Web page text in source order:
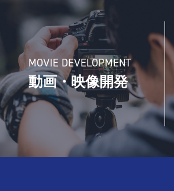
MOVIE DEVELOPMENT
動画・映像開発